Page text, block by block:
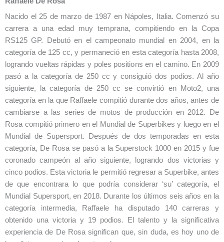
Nacido el 25 de marzo de 1987 en Nápoles, Italia. Comenzó su
carrera a una edad muy temprana, compitiendo en la Copa
RS125 GP. Debutó en el campeonato mundial en 2004, en la
categoría de 125 cc, y permaneció en esta categoría hasta 2008,
logrando vueltas rápidas y poles positions en el camino. En 2009
pasó a la categoría de 250 cc y consiguió dos podios. Al año
siguiente, la categoría de 250 cc se convirtió en Moto2, una
categoría en la que Raffaele compitió durante dos años, antes de
cambiarse a las series de motos de producción en 2012. De
Rosa compitió primero en el Mundial de Superbikes y luego en el
Mundial de Supersport. Después de dos temporadas en esta
categoría, De Rosa se pasó a la Superstock 1000 en 2015 y fue
coronado campeón al año siguiente, logrando dos victorias y
cinco podios. Esta victoria le permitió regresar a Superbike, antes
de que encontrara lo que podría considerar ‘su’ categoría, el
Mundial Supersport, en 2018. Durante los últimos seis años en la
categoría intermedia, Raffaele ha disputado 140 carreras y
obtenido una victoria y 19 podios. El talento y la significativa
experiencia de De Rosa significan que, sin duda, es hoy uno de